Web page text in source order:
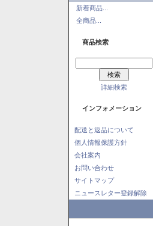
新着商品...
全商品...
商品検索
詳細検索
インフォメーション
配送と返品について
個人情報保護方針
会社案内
お問い合わせ
サイトマップ
ニュースレター登録解除